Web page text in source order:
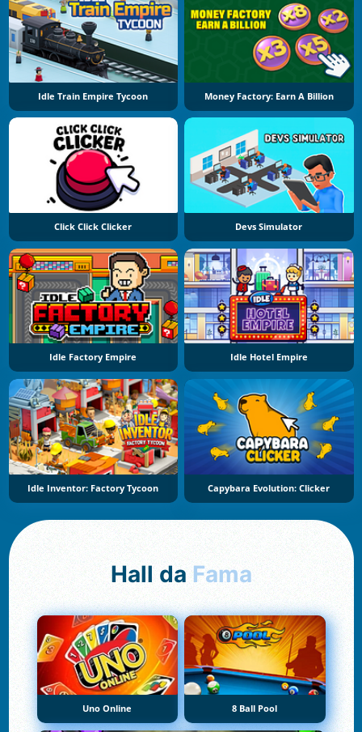
Idle Train Empire Tycoon Money Factory: Earn A Billion
Click Click Clicker Devs Simulator
Idle Factory Empire Idle Hotel Empire
Idle Inventor: Factory Tycoon Capybara Evolution: Clicker
Hall da Fama
Uno Online 8 Ball Pool